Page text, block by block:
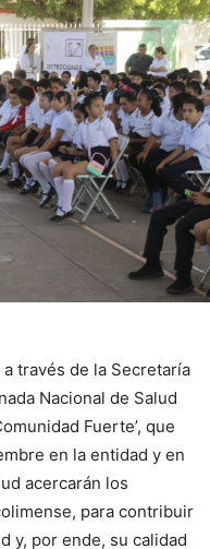
través de la Secretaría
Nacional de Salud
Fuerte’, que
en la entidad y en
acercarán los
para contribuir
y, por ende, su calidad